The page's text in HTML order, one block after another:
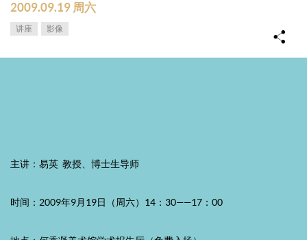
2009.09.19 周六
讲座 影像
主讲：易英 教授、博士生导师
时间：2009年9月19日（周六）14：30——17：00